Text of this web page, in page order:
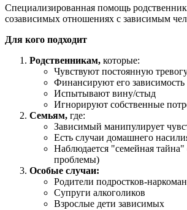
Специализированная помощь
созависимых отношениях с зависимым
Для кого подходит
Родственникам, которые:
Чувствуют постоянную
Финансируют его зависимость
Испытывают вину/стыд
Игнорируют собственные
Семьям, где:
Зависимый манипулирует
Есть случаи домашнего
Наблюдается "семейная тайна"
проблемы)
Особые случаи:
Родители подростков-
Супруги алкоголиков
Взрослые дети зависимых